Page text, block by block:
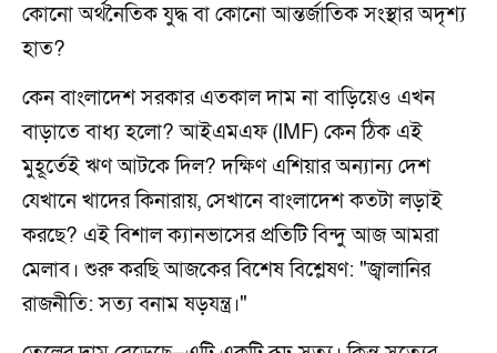
কোনো অর্থনৈতিক যুদ্ধ বা কোনো আন্তর্জাতিক সংস্থার অদৃশ্য
হাত?
কেন বাংলাদেশ সরকার এতকাল দাম না বাড়িয়েও এখন
বাড়াতে বাধ্য হলো? আইএমএফ (IMF) কেন ঠিক এই
মুহূর্তেই ঋণ আটকে দিল? দক্ষিণ এশিয়ার অন্যান্য দেশ
যেখানে খাদের কিনারায়, সেখানে বাংলাদেশ কতটা লড়াই
করছে? এই বিশাল ক্যানভাসের প্রতিটি বিন্দু আজ আমরা
মেলাব। শুরু করছি আজকের বিশেষ বিশ্লেষণ: "জ্বালানির
রাজনীতি: সত্য বনাম ষড়যন্ত্র।"